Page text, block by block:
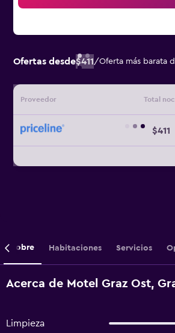
Ofertas desde$411/Oferta más barata
Proveedor Total
$411
Sobre Habitaciones Servicios
Acerca de Motel Graz Ost,
Limpieza